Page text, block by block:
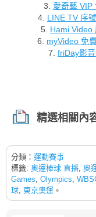
3. 愛奇藝 VIP
4. LINE TV 序
5. Hami Video
6. myVideo 免
7. friDay影
精選相關內
分類： 運動賽事
標籤: 奧運棒球 直播 奧
Games Olympics
球 東京奧運 。